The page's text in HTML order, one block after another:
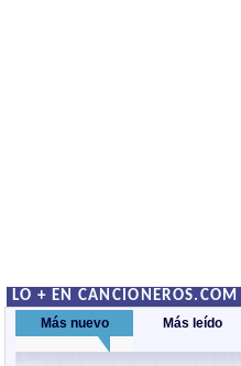
LO + EN CANCIONEROS.COM
Más nuevo Más leído